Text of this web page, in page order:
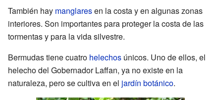
También hay manglaresen la costa y en algunas zonas
interiores. Son importantes para proteger la costa de las
tormentas y para la vida silvestre.
Bermudas tiene cuatro helechos únicos. Uno de ellos, el
helecho del Gobernador Laffan, ya no existe en la
naturaleza, pero se cultiva en el jardín botánico.